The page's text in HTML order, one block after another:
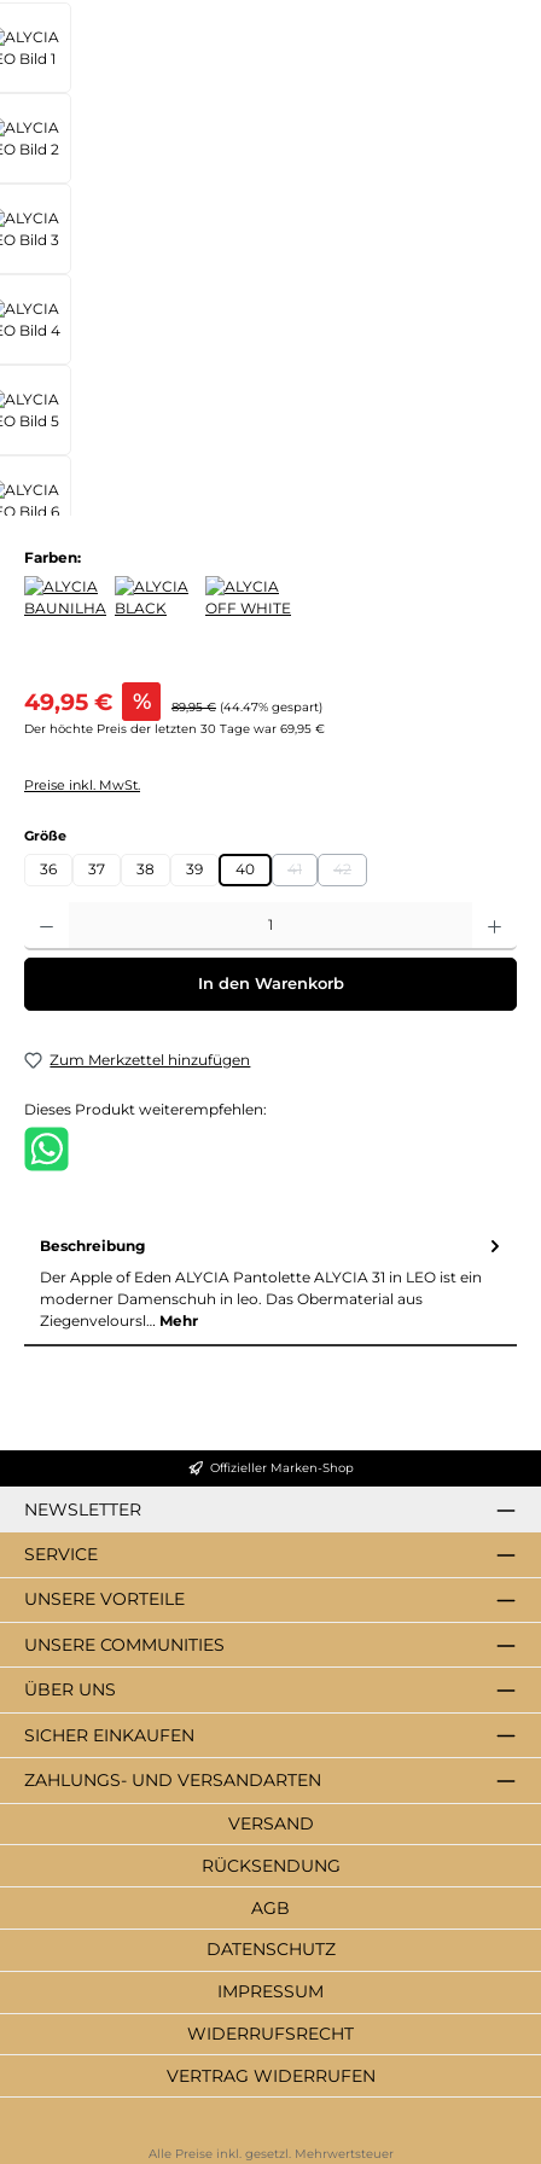
Farben:
Verkaufspreis:
49,95 € % Regulärer Preis:
89,95 € (44.47% gespart)
Der höchte Preis der letzten 30 Tage war 69,95 €
Preise inkl. MwSt.
Größeauswählen
36 37 38 39 40 41
(Diese Option ist zurzeit nicht
42
(Diese Option ist zurzeit nicht
In den Warenkorb
Zum Merkzettel hinzufügen
Dieses Produkt weiterempfehlen:
Beschreibung
Der Apple of Eden ALYCIA Pantolette ALYCIA 31 in LEO ist ein
moderner Damenschuh in leo. Das Obermaterial aus
Ziegenveloursl… Mehr
Offizieller Marken-Shop
NEWSLETTER
SERVICE
ZAHLUNGS- UND VERSANDARTEN
ÜBER UNS
SICHER EINKAUFEN
UNSERE VORTEILE
UNSERE COMMUNITIES
VERSAND
RÜCKSENDUNG
AGB
DATENSCHUTZ
IMPRESSUM
WIDERRUFSRECHT
VERTRAG WIDERRUFEN
Alle Preise inkl. gesetzl. Mehrwertsteuer